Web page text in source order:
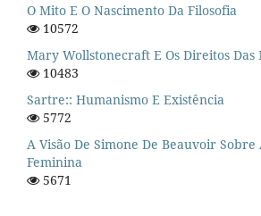
O Mito E O Nascimento Da Filosofia
10572
Mary Wollstonecraft E Os Direitos Das
10483
Sartre:: Humanismo E Existência
5772
A Visão De Simone De Beauvoir Sobre
Feminina
5671